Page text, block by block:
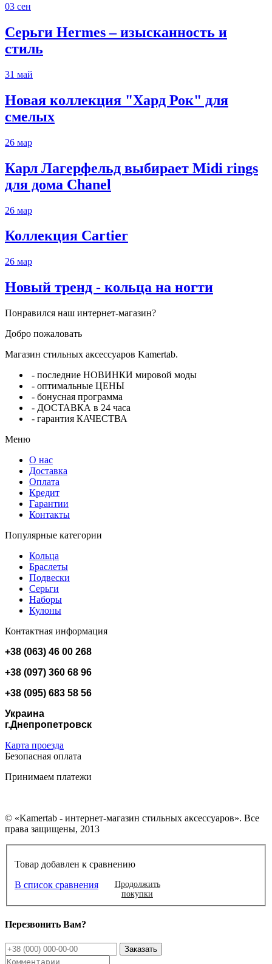
03 сен
Серьги Hermes – изысканность и
стиль
31 май
Новая коллекция "Хард Рок" для
смелых
26 мар
Карл Лагерфельд выбирает Midi rings
для дома Chanel
26 мар
Коллекция Cartier
26 мар
Новый тренд - кольца на ногти
Понравился наш интернет-магазин?
Добро пожаловать
Магазин стильных аксессуаров Kamertab.
- последние НОВИНКИ мировой моды
- оптимальные ЦЕНЫ
- бонусная программа
- ДОСТАВКА в 24 часа
- гарантия КАЧЕСТВА
Меню
О нас
Доставка
Оплата
Кредит
Гарантии
Контакты
Популярные категории
Кольца
Браслеты
Подвески
Серьги
Наборы
Кулоны
Контактная информация
+38 (063) 46 00 268
+38 (097) 360 68 96
+38 (095) 683 58 56
Украина
г.Днепропетровск
Карта проезда
Безопасная оплата
Принимаем платежи
© «Kamertab - интернет-магазин стильных аксессуаров». Все
права защищены, 2013
Товар добавлен к сравнению
В список сравнения
Продолжить
покупки
Перезвонить Вам?